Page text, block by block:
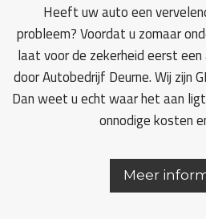
Heeft uw auto een
probleem? Voordat u zomaar
laat voor de zekerheid eerst
door Autobedrijf Deurne. Wij zijn
Dan weet u echt waar het aan
onnodige kosten
Meer